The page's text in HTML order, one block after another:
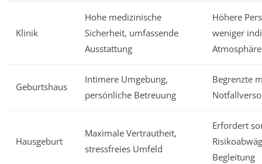
Klinik
Hohe medizinische
Sicherheit, umfassende
Ausstattung
Höhere
weniger
Atmosphäre
Geburtshaus
Intimere Umgebung,
persönliche Betreuung
Begrenzte
Hausgeburt
Maximale Vertrautheit,
stressfreies Umfeld
Erfordert
Begleitung